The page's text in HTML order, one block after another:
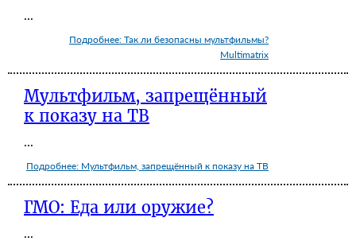
...
Подробнее: Так ли безопасны мультфильмы?
Multimatrix
Мультфильм, запрещённый
к показу на ТВ
...
Подробнее: Мультфильм, запрещённый к показу на ТВ
ГМО: Еда или оружие?
...